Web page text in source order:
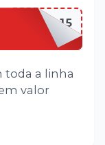
TOSHIBA15
toda a linha
valor